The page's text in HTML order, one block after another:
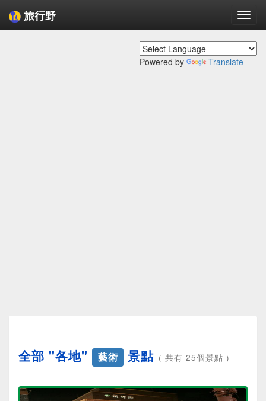
旅行野
Powered by Translate
全部 "各地" 藝術 景點 ( 共有 25個景點 )